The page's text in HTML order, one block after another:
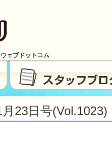
ェブドットコム
23日号(vol.1023)